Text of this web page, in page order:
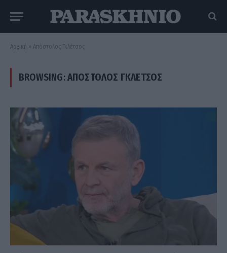
Αρχική » Απόστολος Γκλέτσος
BROWSING:ΑΠΌΣΤΟΛΟΣ ΓΚΛΈΤΣΟΣ